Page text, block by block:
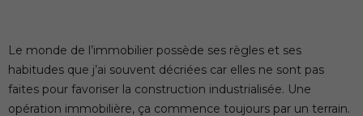
Le monde de l’immobilier possède ses règles et ses
habitudes que j’ai souvent décriées car elles ne sont pas
faites pour favoriser la construction industrialisée. Une
opération immobilière, ça commence toujours par un terrain.